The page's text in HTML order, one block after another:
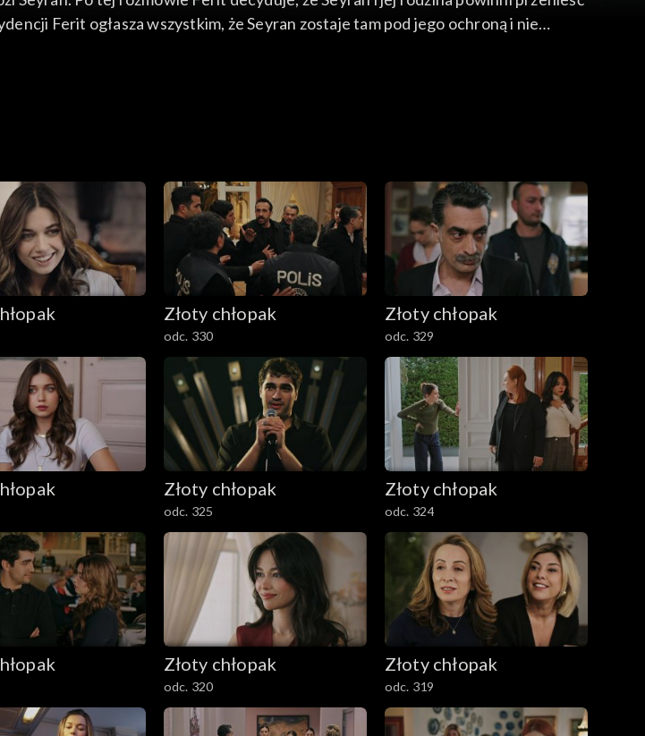
Ferit ogłasza wszystkim, że Seyran zostaje tam pod jego ochroną i nie
od prawnika, że to Orhan zgłosił jej matkę Nurten policji, a İfakat proponuje
Złoty chłopak
odc. 330
Złoty chłopak
odc. 329
Złoty chłopak
odc. 325
Złoty chłopak
odc. 324
Złoty chłopak
odc. 320
Złoty chłopak
odc. 319